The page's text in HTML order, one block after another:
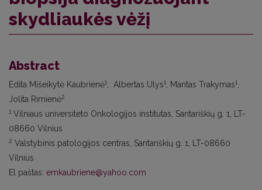
skydliaukės vėžį
Abstract
Edita Mišeikytė Kaubrienė1 , Albertas Ulys1 , Mantas Trakymas1
Jolita Rimienė2
1 Vilniaus universiteto Onkologijos institutas, Santariškių g. 1, LT-
08660 Vilnius
2 Valstybinis patologijos centras, Santariškių g. 1, LT-08660
Vilnius
El paštas: emkaubriene@yahoo.com